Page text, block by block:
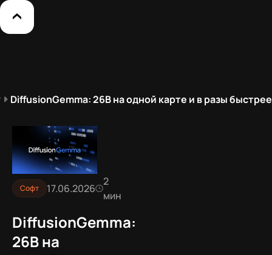
DiffusionGemma: 26B на одной карте и в разы быстрее
Софт 17.06.2026
2
мин
DiffusionGemma:
26B на